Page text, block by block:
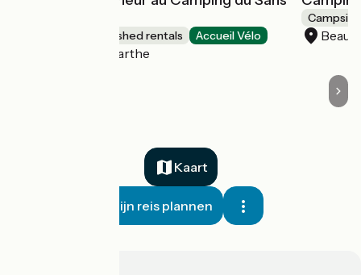
Lodgings and furnished rentals Accueil Vélo
Fresnay-sur-Sarthe
Kaart
Mijn reis plannen